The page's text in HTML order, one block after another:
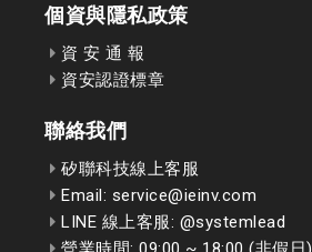
個資與隱私政策
資 安 通 報
資安認證標章
聯絡我們
矽聯科技線上客服
Email: service@ieinv.com
LINE 線上客服: @systemlead